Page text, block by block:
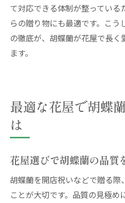
て対応できる体制が整ってい
らの贈り物にも最適です。こう
の徹底が、胡蝶蘭が花屋で長く
ます。
最適な花屋で胡蝶
は
花屋選びで胡蝶蘭の品質
胡蝶蘭を開店祝いなどで贈る
ことが大切です。品質の見極